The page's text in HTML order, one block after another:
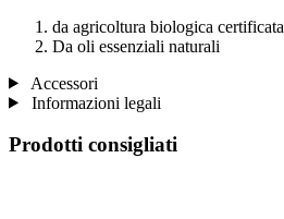
da agricoltura biologica certificata
Da oli essenziali naturali
Accessori
Informazioni legali
Prodotti consigliati